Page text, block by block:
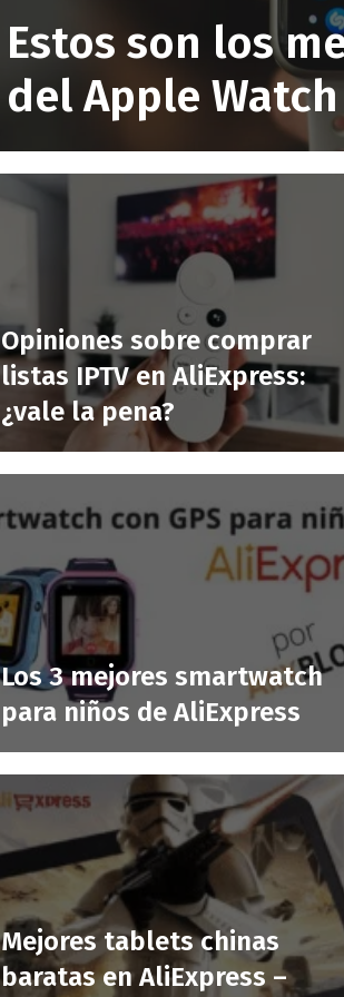
Estos son los
del Apple Watch
Opiniones sobre comprar
listas IPTV en AliExpress:
¿vale la pena?
Los 3 mejores smartwatch
para niños de AliExpress
Mejores tablets chinas
baratas en AliExpress –